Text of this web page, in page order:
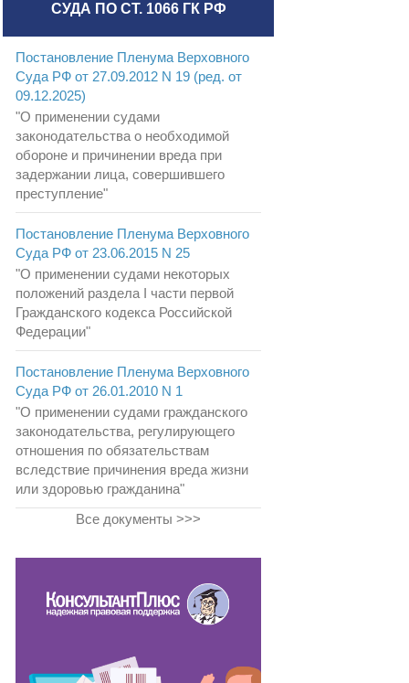
СУДА ПО СТ. 1066 ГК РФ
Постановление Пленума Верховного
Суда РФ от 27.09.2012 N 19 (ред. от
09.12.2025)
"О применении судами
законодательства о необходимой
обороне и причинении вреда при
задержании лица, совершившего
преступление"
Постановление Пленума Верховного
Суда РФ от 23.06.2015 N 25
"О применении судами некоторых
положений раздела I части первой
Гражданского кодекса Российской
Федерации"
Постановление Пленума Верховного
Суда РФ от 26.01.2010 N 1
"О применении судами гражданского
законодательства, регулирующего
отношения по обязательствам
вследствие причинения вреда жизни
или здоровью гражданина"
Все документы >>>